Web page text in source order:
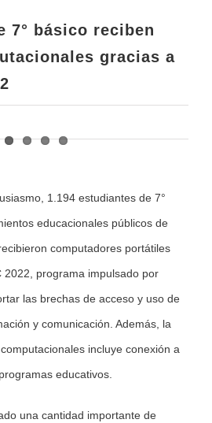
7° básico reciben
gracias a
1.194 estudiantes de 7°
educacionales públicos de
computadores portátiles
2022, programa impulsado por
las brechas de acceso y uso de
y comunicación. Además, la
incluye conexión a
educativos.
una cantidad importante de